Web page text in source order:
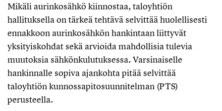
Mikäli aurinkosähkö kiinnostaa, taloyhtiön
hallituksella on tärkeä tehtävä selvittää huolellisesti
ennakkoon aurinkosähkön hankintaan liittyvät
yksityiskohdat sekä arvioida mahdollisia tulevia
muutoksia sähkönkulutuksessa. Varsinaiselle
hankinnalle sopiva ajankohta pitää selvittää
taloyhtiön kunnossapitosuunnitelman (PTS)
perusteella.